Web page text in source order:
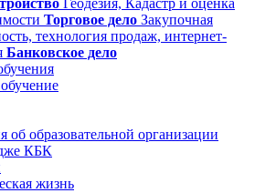
Геодезия, Кадастр и оценка
Торговое дело Закупочная
технология продаж, интернет-
Банковское дело
об образовательной организации
КБК
жизнь